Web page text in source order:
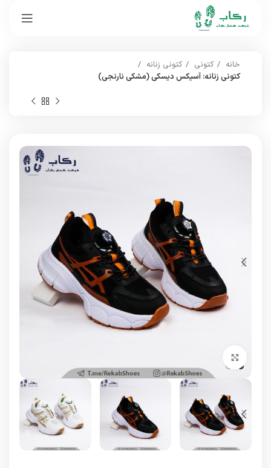
خانه کتونی
کتونی زنانه
کتونی زنانه: آسیکس دیسکی (مشکی نارنجی)